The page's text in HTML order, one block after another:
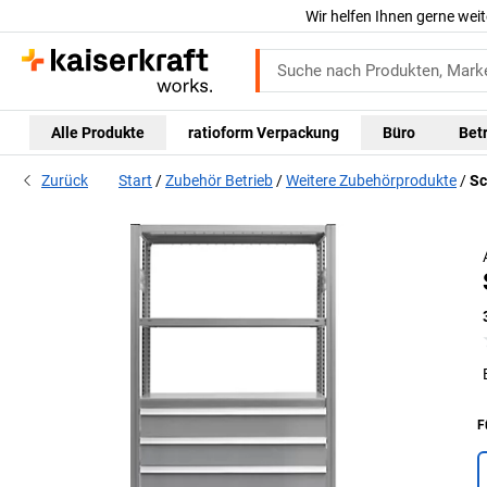
Wir helfen Ihnen gerne
Alle Produkte ratioform Verpackung Büro
Zurück Start Zubehör Betrieb Weitere Zubehörprodukte